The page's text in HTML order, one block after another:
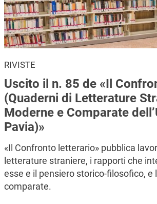
RIVISTE
Uscito il n. 85 de «Il
(Quaderni di Letterature
Moderne e Comparate
Pavia)»
«Il Confronto letterario» pubblica
letterature straniere, i rapporti che
esse e il pensiero storico-filosofico, e
comparate.